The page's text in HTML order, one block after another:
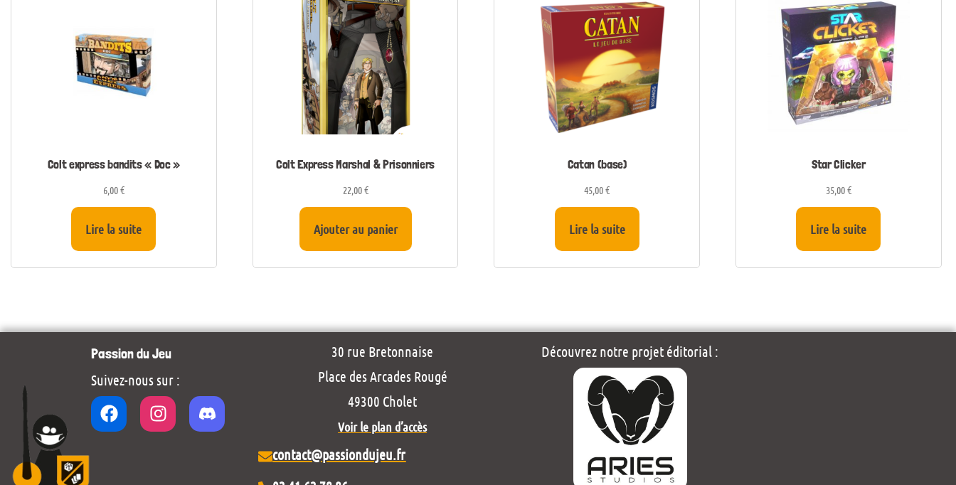
Colt express bandits « Doc »
6,00€
Lire la suite
Colt Express Marshal & Prisonniers
22,00€
Ajouter au panier
Catan (base)
45,00€
Lire la suite
Star Clicker
35,00€
Lire la suite
Passion du Jeu
Suivez-nous sur :
30 rue Bretonnaise
Place des Arcades Rougé
49300 Cholet
Voir le plan d’accès
contact@passiondujeu.fr
Découvrez notre projet éditorial :